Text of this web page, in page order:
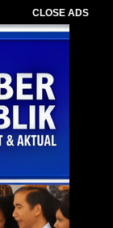
CLOSE ADS